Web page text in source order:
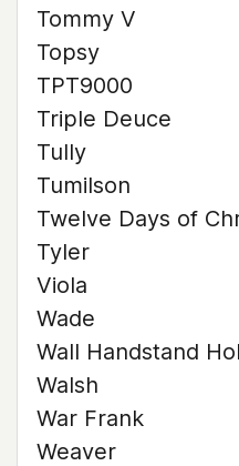
Tommy V
Topsy
TPT9000
Triple Deuce
Tully
Tumilson
Twelve Days of
Tyler
Viola
Wade
Wall Handstand
Walsh
War Frank
Weaver